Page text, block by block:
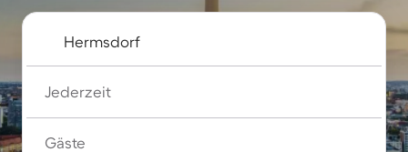
Jederzeit
Gäste